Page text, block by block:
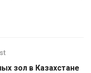
зол в Казахстане